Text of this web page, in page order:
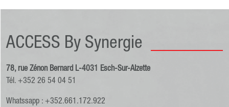
ACCESS By Synergie
78, rue Zénon Bernard L-4031 Esch-Sur-Alzette
Tél. +352 26 54 04 51
Whatssapp : +352.661.172.922